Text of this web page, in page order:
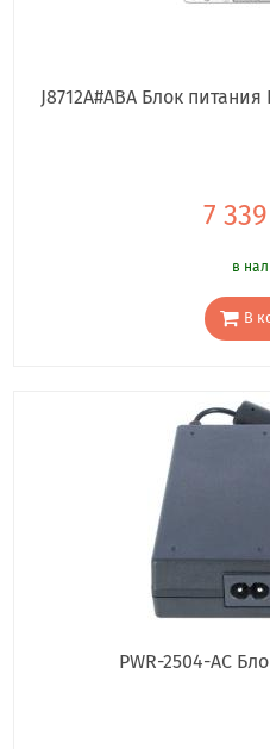
J8712A#ABA Блок
7
в
В
PWR-2504-AC